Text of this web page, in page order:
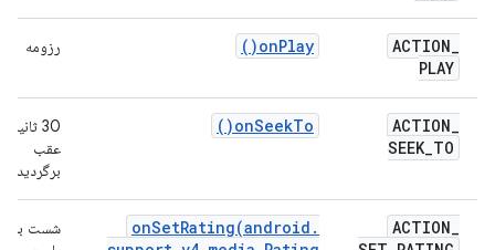
ACTION_
PLAY
onPlay(
) رزومه
ACTION_
SEEK_TO
onSeekTo(
)
30 ثانیه
عقب
برگردید
ACTION_
onSetRating(android .
شست بالا/